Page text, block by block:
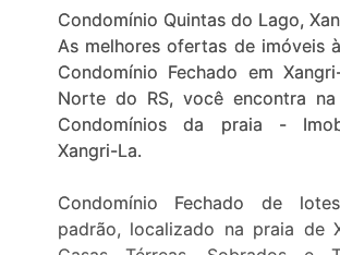
Condomínio Quintas do Lago,
As melhores ofertas de imóveis
Condomínio Fechado em
Norte do RS, você encontra na
Condomínios da praia -
Xangri-La.
Condomínio Fechado de
padrão, localizado na praia de